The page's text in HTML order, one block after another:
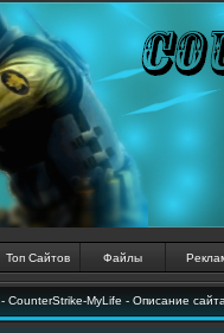
Топ Сайтов Файлы
- CounterStrike-MyLife - Описание